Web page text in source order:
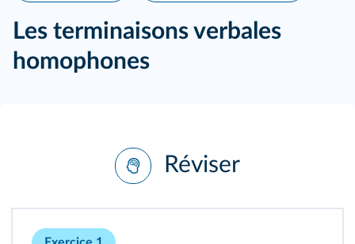
Les terminaisons verbales
homophones
Réviser